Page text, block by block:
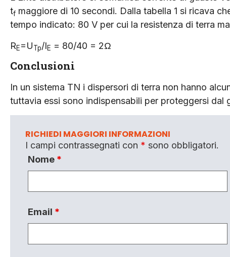
tf maggiore di 10 secondi. Dalla tabella 1 si ricava
tempo indicato: 80 V per cui la resistenza di terra
RE=UTp/IE = 80/40 = 2Ω
Conclusioni
In un sistema TN i dispersori di terra non hanno
tuttavia essi sono indispensabili per proteggersi dal
RICHIEDI MAGGIORI INFORMAZIONI
I campi contrassegnati con * sono obbligatori.
Nome *
Email *